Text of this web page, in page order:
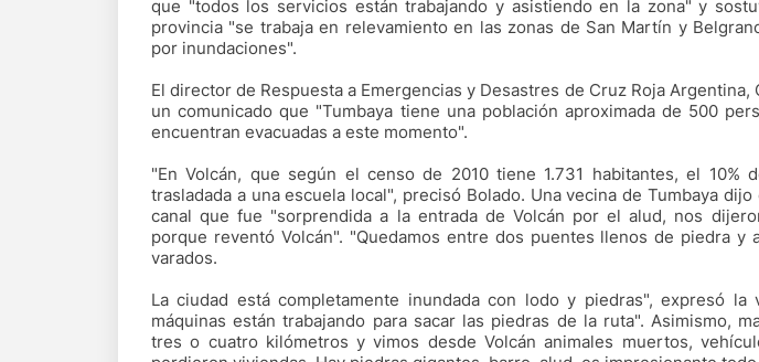
que "todos los servicios están trabajando y asistiendo en la zona" y
provincia "se trabaja en relevamiento en las zonas de San Martín y
por inundaciones".
El director de Respuesta a Emergencias y Desastres de Cruz Roja
un comunicado que "Tumbaya tiene una población aproximada de 500
encuentran evacuadas a este momento".
"En Volcán, que según el censo de 2010 tiene 1.731 habitantes, el 10%
trasladada a una escuela local", precisó Bolado. Una vecina de Tumbaya
canal que fue "sorprendida a la entrada de Volcán por el alud, nos
porque reventó Volcán". "Quedamos entre dos puentes llenos de piedra y
varados.
La ciudad está completamente inundada con lodo y piedras", expresó la
máquinas están trabajando para sacar las piedras de la ruta". Asimismo,
tres o cuatro kilómetros y vimos desde Volcán animales muertos,